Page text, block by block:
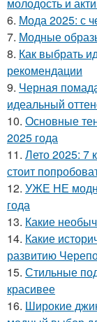
6. Мода 2025: с
7. Модные
8. Как выбрать
рекомендации
9. Черная
идеальный
10. Основные
2025 года
11. Лето 2025: 7
стоит
12. УЖЕ НЕ
года
13. Какие
14. Какие
развитию
15. Стильные
красивее
16. Широкие